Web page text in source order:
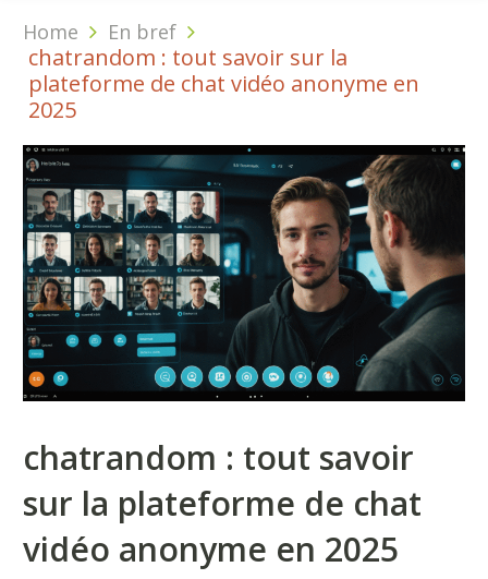
Home En bref
chatrandom : tout savoir sur la
plateforme de chat vidéo anonyme en
2025
chatrandom : tout savoir
sur la plateforme de chat
vidéo anonyme en 2025